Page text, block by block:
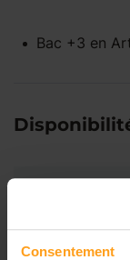
Consentement
Bac +3 en
Mardi